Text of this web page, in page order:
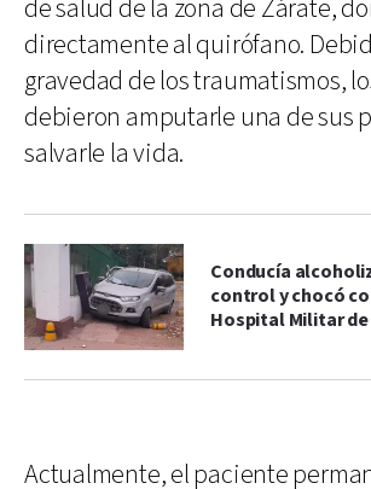
de salud de la zona de Zárate,
directamente al quirófano.
gravedad de los traumatismos,
debieron amputarle una de sus
salvarle la vida.
Conducía
control y chocó
Hospital Militar de
Actualmente, el paciente